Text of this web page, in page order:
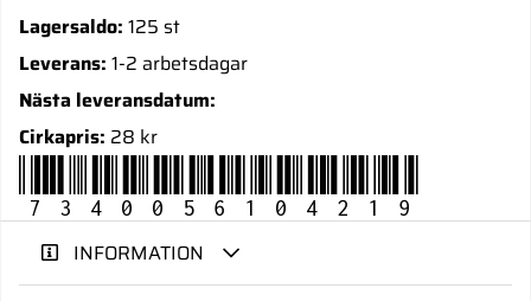
Lagersaldo: 125 st
Leverans: 1-2 arbetsdagar
Nästa leveransdatum:
Cirkapris: 28 kr
7340056104219
INFORMATION